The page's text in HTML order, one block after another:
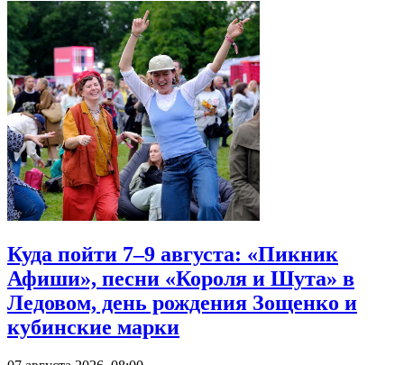
Куда пойти 7–9 августа: «Пикник
Афиши», песни «Короля и Шута» в
Ледовом, день рождения Зощенко и
кубинские марки